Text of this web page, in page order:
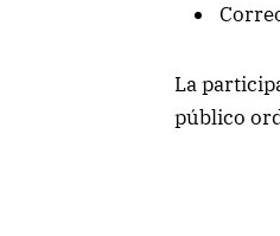
La
público